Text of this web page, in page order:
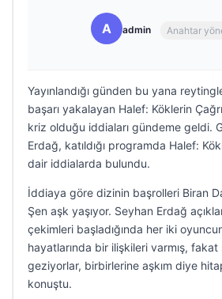
A admin Anahtar
Yayınlandığı günden bu yana
başarı yakalayan Halef: Köklerin
kriz olduğu iddiaları gündeme geldi.
Erdağ, katıldığı programda Halef:
dair iddialarda bulundu.
İddiaya göre dizinin başrolleri Biran
Şen aşk yaşıyor. Seyhan Erdağ
çekimleri başladığında her iki
hayatlarında bir ilişkileri varmış,
geziyorlar, birbirlerine aşkım diye
konuştu.